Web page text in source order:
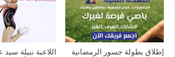
إطلاق بطولة جسور الرمضانية
اللاعبة نبيلة